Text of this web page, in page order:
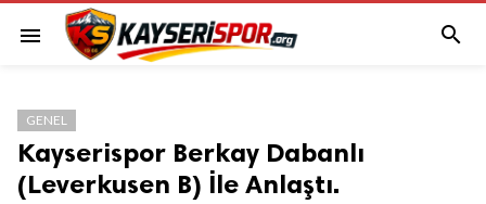
menu 
GENEL
Kayserispor Berkay Dabanlı
(Leverkusen B) İle Anlaştı.